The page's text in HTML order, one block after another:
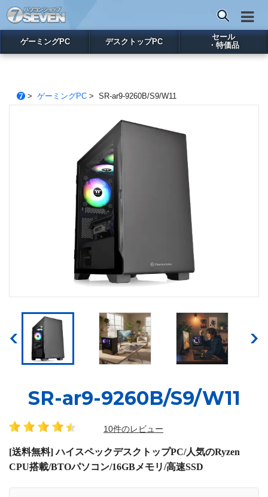
ゲーミングPC デスクトップPC
セール
・特価品
> ゲーミングPC> SR-ar9-9260B/S9/W11
SR-ar9-9260B/S9/W11
10件のレビュー
[送料無料] ハイスペックデスクトップPC/人気のRyzen
CPU搭載/BTOパソコン/16GBメモリ/高速SSD